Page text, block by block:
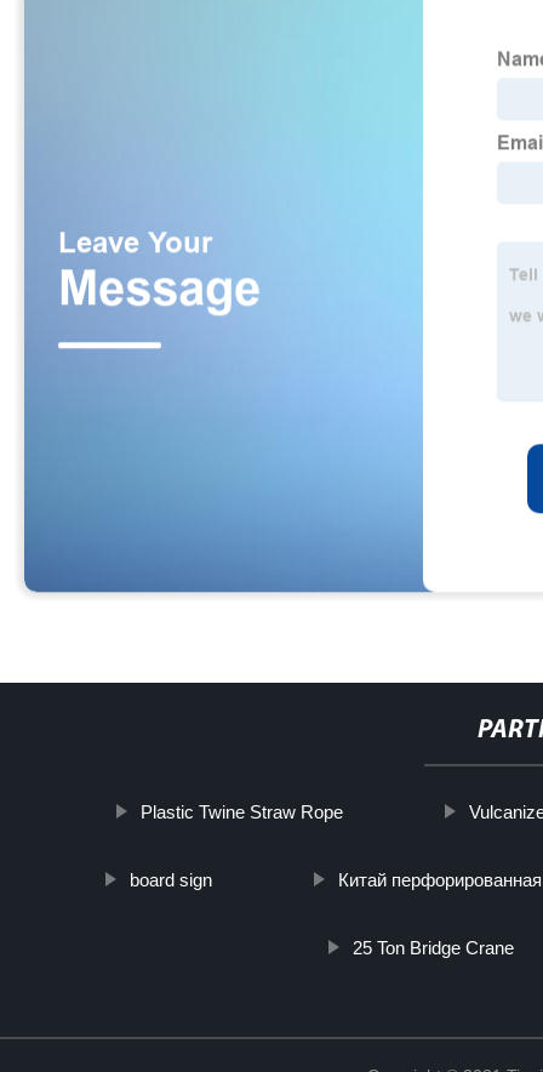
Plastic Twine Straw Rope
board sign Китай
25 Ton Bridge Crane